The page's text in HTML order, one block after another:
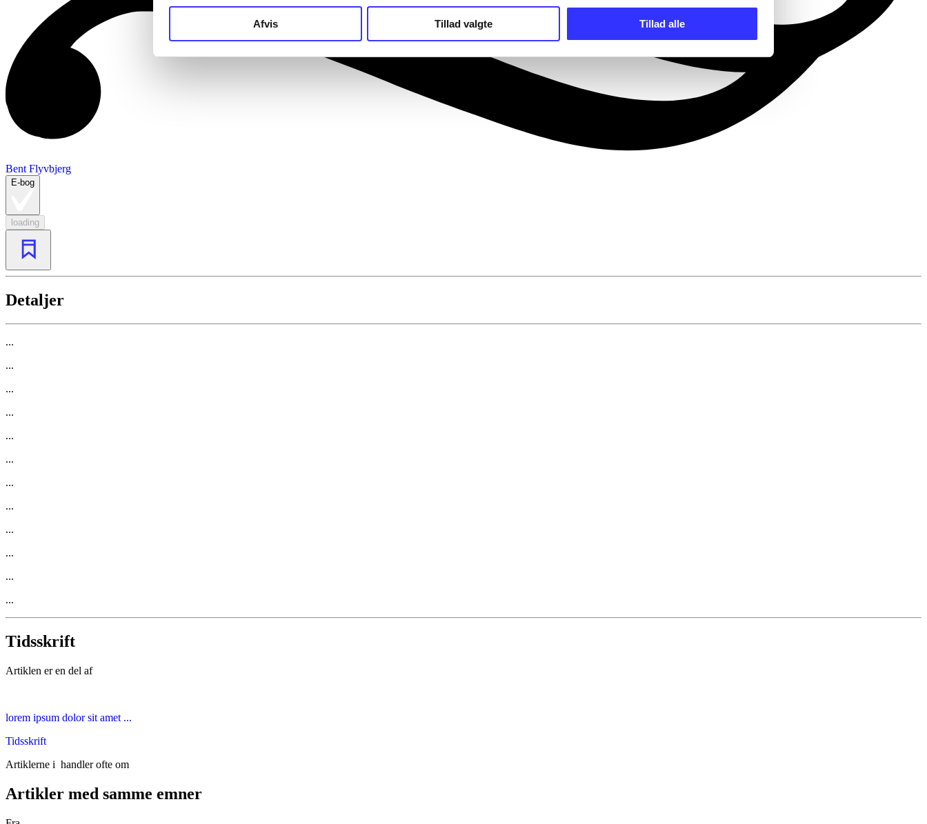
Afvis Tillad valgte Tillad alle
Bent Flyvbjerg
E-bog
loading
Detaljer
...
...
...
...
...
...
...
...
...
...
...
...
Tidsskrift
Artiklen er en del af
lorem ipsum dolor sit amet ...
Tidsskrift
Artiklerne i handler ofte om
Artikler med samme emner